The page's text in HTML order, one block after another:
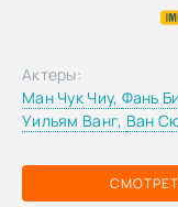
Актеры:
Ман Чук Чиу, Фань
Уильям Ванг, Ван